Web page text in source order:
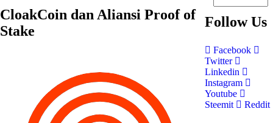
CloakCoin dan Aliansi Proof of
Stake
Follow Us
Facebook
Twitter
Linkedin
Instagram
Youtube
Steemit
Reddit